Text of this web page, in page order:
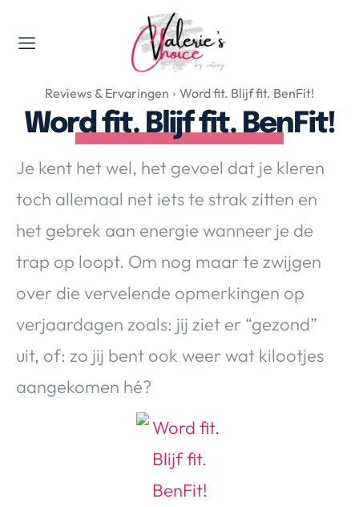
Valerie's Topics
Travel & Culture
Food & Drinks
Lifestyle, Sport & Duurzaamheid
Gadgets & Tech
Top 5 van Valerie
Health & Beauty
Huis & Tuin
Nieuws & Media
Over Valerie
Over Valerie
De Top 5
VALERIE'S CHOICE
Reviews & Ervaringen Word fit. Blijf fit. BenFit!
Word fit. Blijf fit. BenFit!
Je kent het wel, het gevoel dat je kleren
toch allemaal net iets te strak zitten en
het gebrek aan energie wanneer je de
trap op loopt. Om nog maar te zwijgen
over die vervelende opmerkingen op
verjaardagen zoals: jij ziet er “gezond”
uit, of: zo jij bent ook weer wat kilootjes
aangekomen hé?